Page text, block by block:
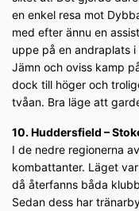
en enkel resa mot
med efter ännu en
uppe på en andraplats
Jämn och oviss kamp
dock till höger och
tvåan. Bra läge att
10. Huddersfield –
I de nedre regionerna
kombattanter. Läget
då återfanns båda
Sedan dess har